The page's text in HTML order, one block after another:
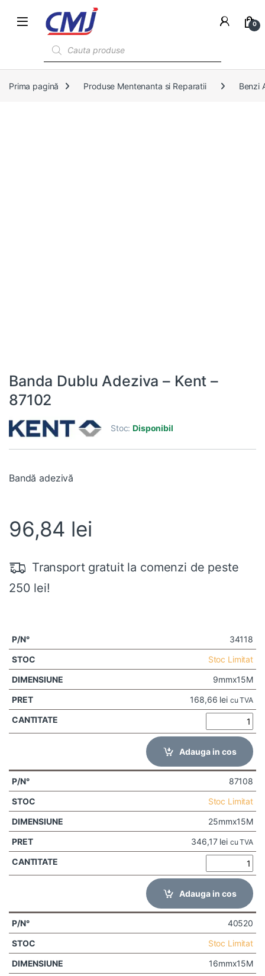
0
Prima pagină Produse Mentenanta si Reparatii Benzi
Banda Dublu Adeziva – Kent –
87102
Stoc:Disponibil
Bandă adezivă
96,84 lei
Transport gratuit la comenzi de peste
250 lei!
34118
Stoc Limitat
9mmx15M
168,66 lei cu TVA
Adauga in cos
87108
Stoc Limitat
25mmx15M
346,17 lei cu TVA
Adauga in cos
40520
Stoc Limitat
16mmx15M